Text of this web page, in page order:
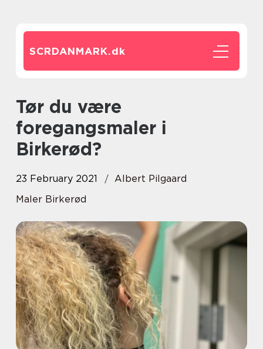
SCRDANMARK.dk
Tør du være
foregangsmaler i
Birkerød?
23 February 2021
Albert Pilgaard
Maler Birkerød